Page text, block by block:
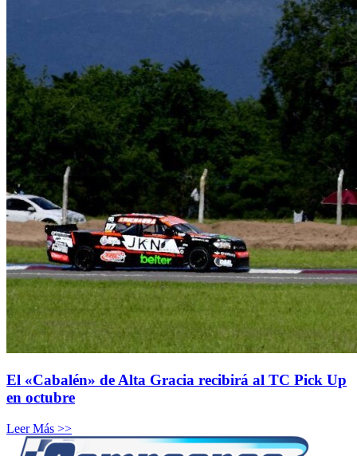
El «Cabalén» de Alta Gracia recibirá al TC Pick Up
en octubre
Leer Más >>